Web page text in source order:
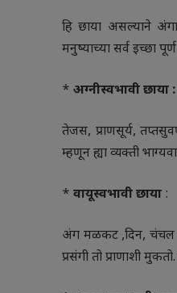
हि छाया असल्याने
मनुष्याच्या सर्व इच्छा
* अग्नीस्वभावी छाया :
तेजस, प्राणसूर्य,
म्हणून ह्या व्यक्ती
* वायूस्वभावी छाया :
अंग मळकट ,दिन, चंचल
प्रसंगी तो प्राणाशी